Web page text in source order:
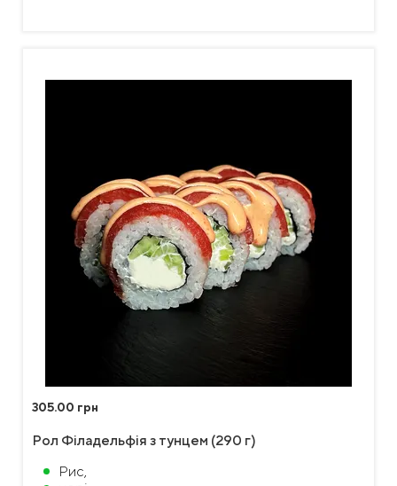
305.00 грн
Рол Філадельфія з тунцем (290 г)
Рис,